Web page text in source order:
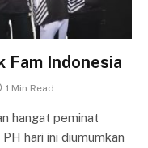
Fam Indonesia
1 Min Read
hangat peminat
hari ini diumumkan